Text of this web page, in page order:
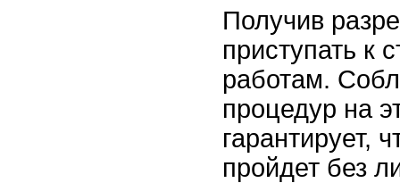
Получив
приступать к
работам.
процедур на
гарантирует,
пройдет без